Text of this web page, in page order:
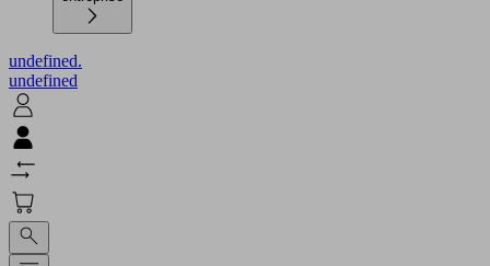
undefined.
undefined